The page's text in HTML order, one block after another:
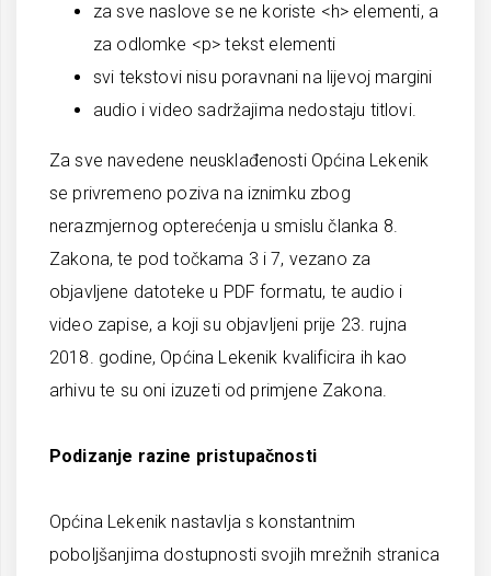
za sve naslove se ne koriste <h> elementi, a
za odlomke <p> tekst elementi
svi tekstovi nisu poravnani na lijevoj margini
audio i video sadržajima nedostaju titlovi.
Za sve navedene neusklađenosti Općina Lekenik
se privremeno poziva na iznimku zbog
nerazmjernog opterećenja u smislu članka 8.
Zakona, te pod točkama 3 i 7, vezano za
objavljene datoteke u PDF formatu, te audio i
video zapise, a koji su objavljeni prije 23. rujna
2018. godine, Općina Lekenik kvalificira ih kao
arhivu te su oni izuzeti od primjene Zakona.
Podizanje razine pristupačnosti
Općina Lekenik nastavlja s konstantnim
poboljšanjima dostupnosti svojih mrežnih stranica